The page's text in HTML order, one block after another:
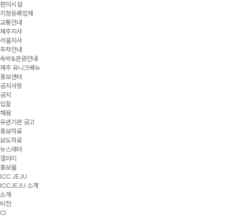
편의시설
지정등록업체
교통안내
제주지사
서울지사
주차안내
숙박&관광안내
제주 유니크베뉴
홍보센터
공지사항
공지
입찰
채용
유관기관 공고
홍보자료
보도자료
뉴스레터
갤러리
홍보물
ICC JEJU
ICCJEJU 소개
소개
비전
CI